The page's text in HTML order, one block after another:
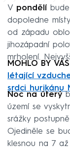
V pondělí
dopoledne
od západu
jihozápadní
mrholení.
MOHLO BY
létající
srdci hurikánu
Noc na úterý
území se
srážky
Ojediněle se
klesnou na 7